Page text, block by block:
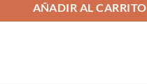
AÑADIR AL CARRITO